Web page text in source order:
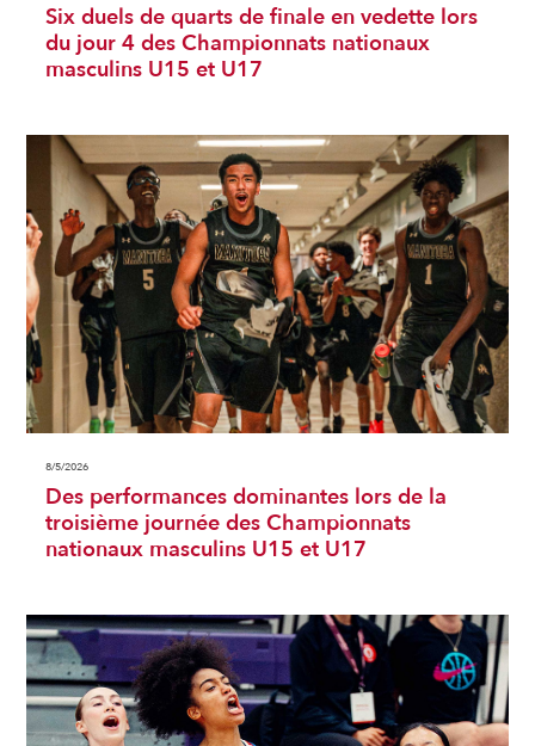
Six duels de quarts de finale en vedette lors
du jour 4 des Championnats nationaux
masculins U15 et U17
8/5/2026
Des performances dominantes lors de la
troisième journée des Championnats
nationaux masculins U15 et U17